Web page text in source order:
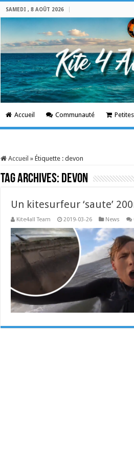
SAMEDI , 8 AOÛT 2026
Accueil Communauté
Accueil » Étiquette : devon
Tag Archives: devon
Un kitesurfeur ‘saute’
Kite4all Team 2019-03-26 News